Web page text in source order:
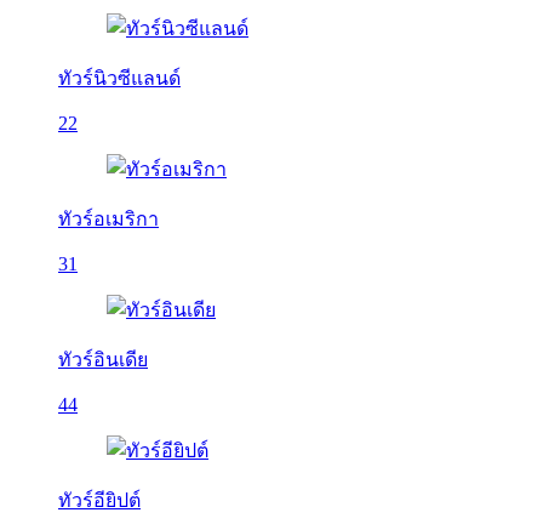
ทัวร์นิวซีแลนด์
22
ทัวร์อเมริกา
31
ทัวร์อินเดีย
44
ทัวร์อียิปต์